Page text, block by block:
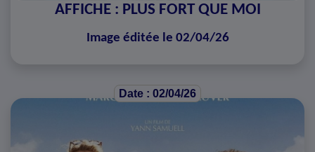
AFFICHE : PLUS FORT QUE MOI
Image éditée le 02/04/26
Date : 02/04/26